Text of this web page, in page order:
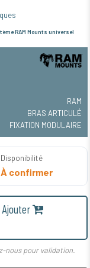
RAM Mounts universel
RAM
BRAS ARTICULÉ
FIXATION MODULAIRE
Disponibilité
À confirmer
Ajouter
pour validation.